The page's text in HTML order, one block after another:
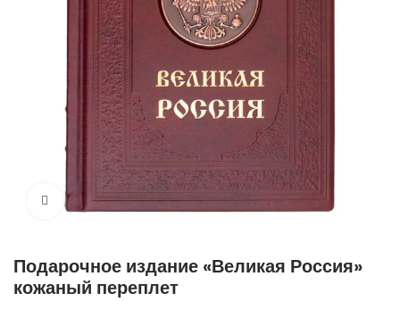
Увеличить
Подарочное издание «Великая Россия»
кожаный переплет